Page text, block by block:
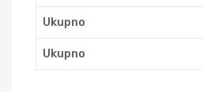
Ukupno
Ukupno